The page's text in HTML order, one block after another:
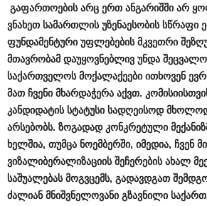
გაფართოების არც ერთ ანგარიშში არ
ვნახეთ სამართლის უზენაესობის სწრაფი
ფუნდამენტური უფლებების მკვეთრი
მთავრობამ დაუყოვნებლივ უნდა
საქართველოს მოქალაქეები ითხოვენ
მათ ჩვენი მხარდაჭერა აქვთ.
კანდიდატის სტატუსი სადღეისოდ
არსებობს. ზოგადად კონკრეტული
ხელშია, თუმცა ნოემბერში, იმედია, ჩვენ
ვიზალიბერალიზაციის შეჩერების ახალ
საშუალებას მოგვცემს, გადავდგათ
ძალიან მნიშვნელოვანი გზავნილი